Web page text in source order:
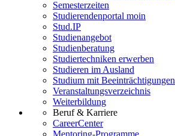
Semesterzeiten
Studierendenportal moin
Stud.IP
Studienangebot
Studienberatung
Studiertechniken erwerben
Studieren im Ausland
Studium mit Beeinträchtigungen
Veranstaltungsverzeichnis
Weiterbildung
Beruf & Karriere
CareerCenter
Mentoring-Programme